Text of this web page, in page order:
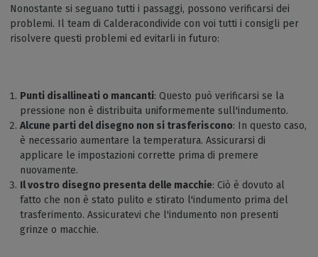
Nonostante si seguano tutti i passaggi, possono verificarsi dei
problemi. Il team di Calderacondivide con voi tutti i consigli per
risolvere questi problemi ed evitarli in futuro:
Punti disallineati o mancanti: Questo può verificarsi se la
pressione non è distribuita uniformemente sull'indumento.
Alcune parti del disegno non si trasferiscono: In questo caso,
è necessario aumentare la temperatura. Assicurarsi di
applicare le impostazioni corrette prima di premere
nuovamente.
Il vostro disegno presenta delle macchie: Ciò è dovuto al
fatto che non è stato pulito e stirato l'indumento prima del
trasferimento. Assicuratevi che l'indumento non presenti
grinze o macchie.